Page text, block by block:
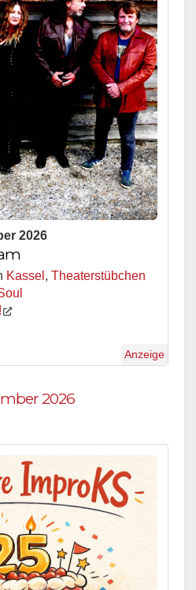
2026
Kassel , Theaterstübchen
Anzeige
2026